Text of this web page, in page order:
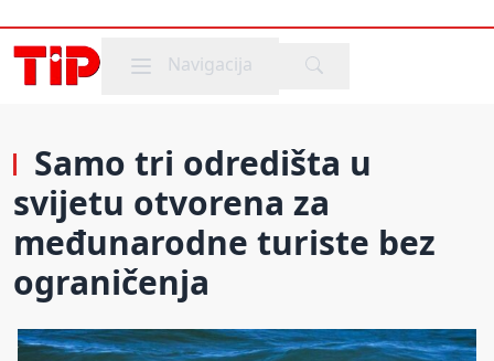
Mobile menu
Navigacija
Samo tri odredišta u
svijetu otvorena za
međunarodne turiste bez
ograničenja